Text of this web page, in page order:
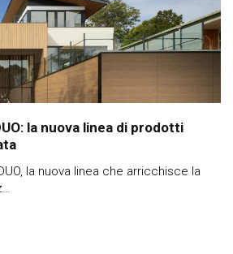
la nuova linea di prodotti
la nuova linea che arricchisce la